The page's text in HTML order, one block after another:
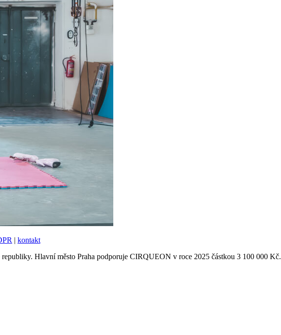
| kontakt
Hlavní město Praha podporuje CIRQUEON v roce 2025 částkou 3 100 000 Kč.